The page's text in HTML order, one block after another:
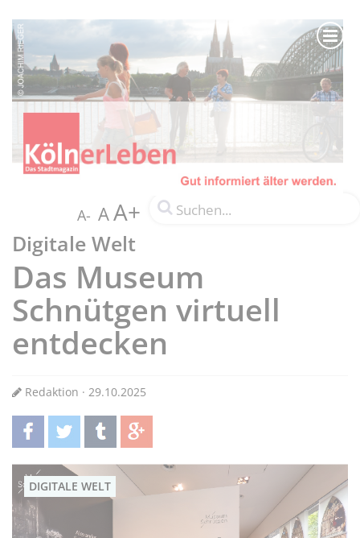
A- AA+
Digitale Welt
Das Museum
Schnütgen virtuell
entdecken
Redaktion · 29.10.2025
teilentwittern teilen teilen
DIGITALE WELT